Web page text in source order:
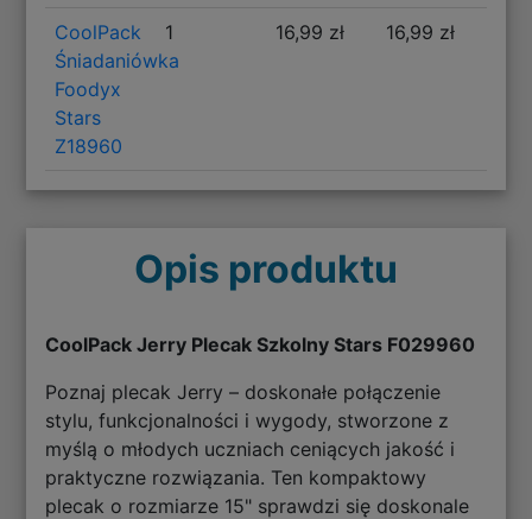
CoolPack
Śniadaniówka
Foodyx
Stars
Z18960
1 16,99 zł 16,99 zł
Opis produktu
CoolPack Jerry Plecak Szkolny Stars F029960
Poznaj plecak Jerry – doskonałe połączenie
stylu, funkcjonalności i wygody, stworzone z
myślą o młodych uczniach ceniących jakość i
praktyczne rozwiązania. Ten kompaktowy
plecak o rozmiarze 15" sprawdzi się doskonale